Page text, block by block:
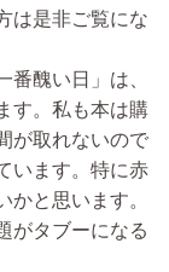
は是非ご覧にな
醜い日」は、
す。私も本は購
が取れないので
います。特に赤
と思います。
がタブーになる